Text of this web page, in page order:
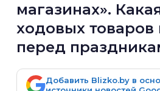
магазинах».
ходовых товаров
перед
Добавить Blizko.by в